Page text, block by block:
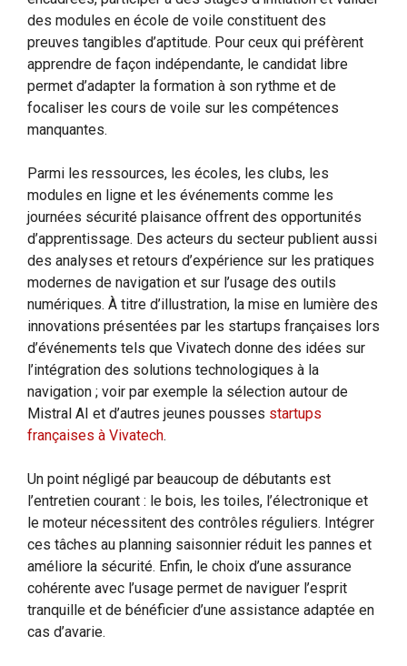
des modules en école de voile constituent des
preuves tangibles d’aptitude. Pour ceux qui préfèrent
apprendre de façon indépendante, le candidat libre
permet d’adapter la formation à son rythme et de
focaliser les cours de voile sur les compétences
manquantes.
Parmi les ressources, les écoles, les clubs, les
modules en ligne et les événements comme les
journées sécurité plaisance offrent des opportunités
d’apprentissage. Des acteurs du secteur publient aussi
des analyses et retours d’expérience sur les pratiques
modernes de navigation et sur l’usage des outils
numériques. À titre d’illustration, la mise en lumière des
innovations présentées par les startups françaises lors
d’événements tels que Vivatech donne des idées sur
l’intégration des solutions technologiques à la
navigation ; voir par exemple la sélection autour de
Mistral AI et d’autres jeunes pousses startups
françaises à Vivatech.
Un point négligé par beaucoup de débutants est
l’entretien courant : le bois, les toiles, l’électronique et
le moteur nécessitent des contrôles réguliers. Intégrer
ces tâches au planning saisonnier réduit les pannes et
améliore la sécurité. Enfin, le choix d’une assurance
cohérente avec l’usage permet de naviguer l’esprit
tranquille et de bénéficier d’une assistance adaptée en
cas d’avarie.